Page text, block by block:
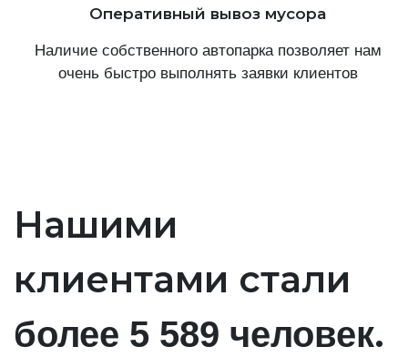
Оперативный вывоз мусора
Наличие собственного автопарка позволяет нам
очень быстро выполнять заявки клиентов
Нашими
клиентами стали
более 5 589 человек.